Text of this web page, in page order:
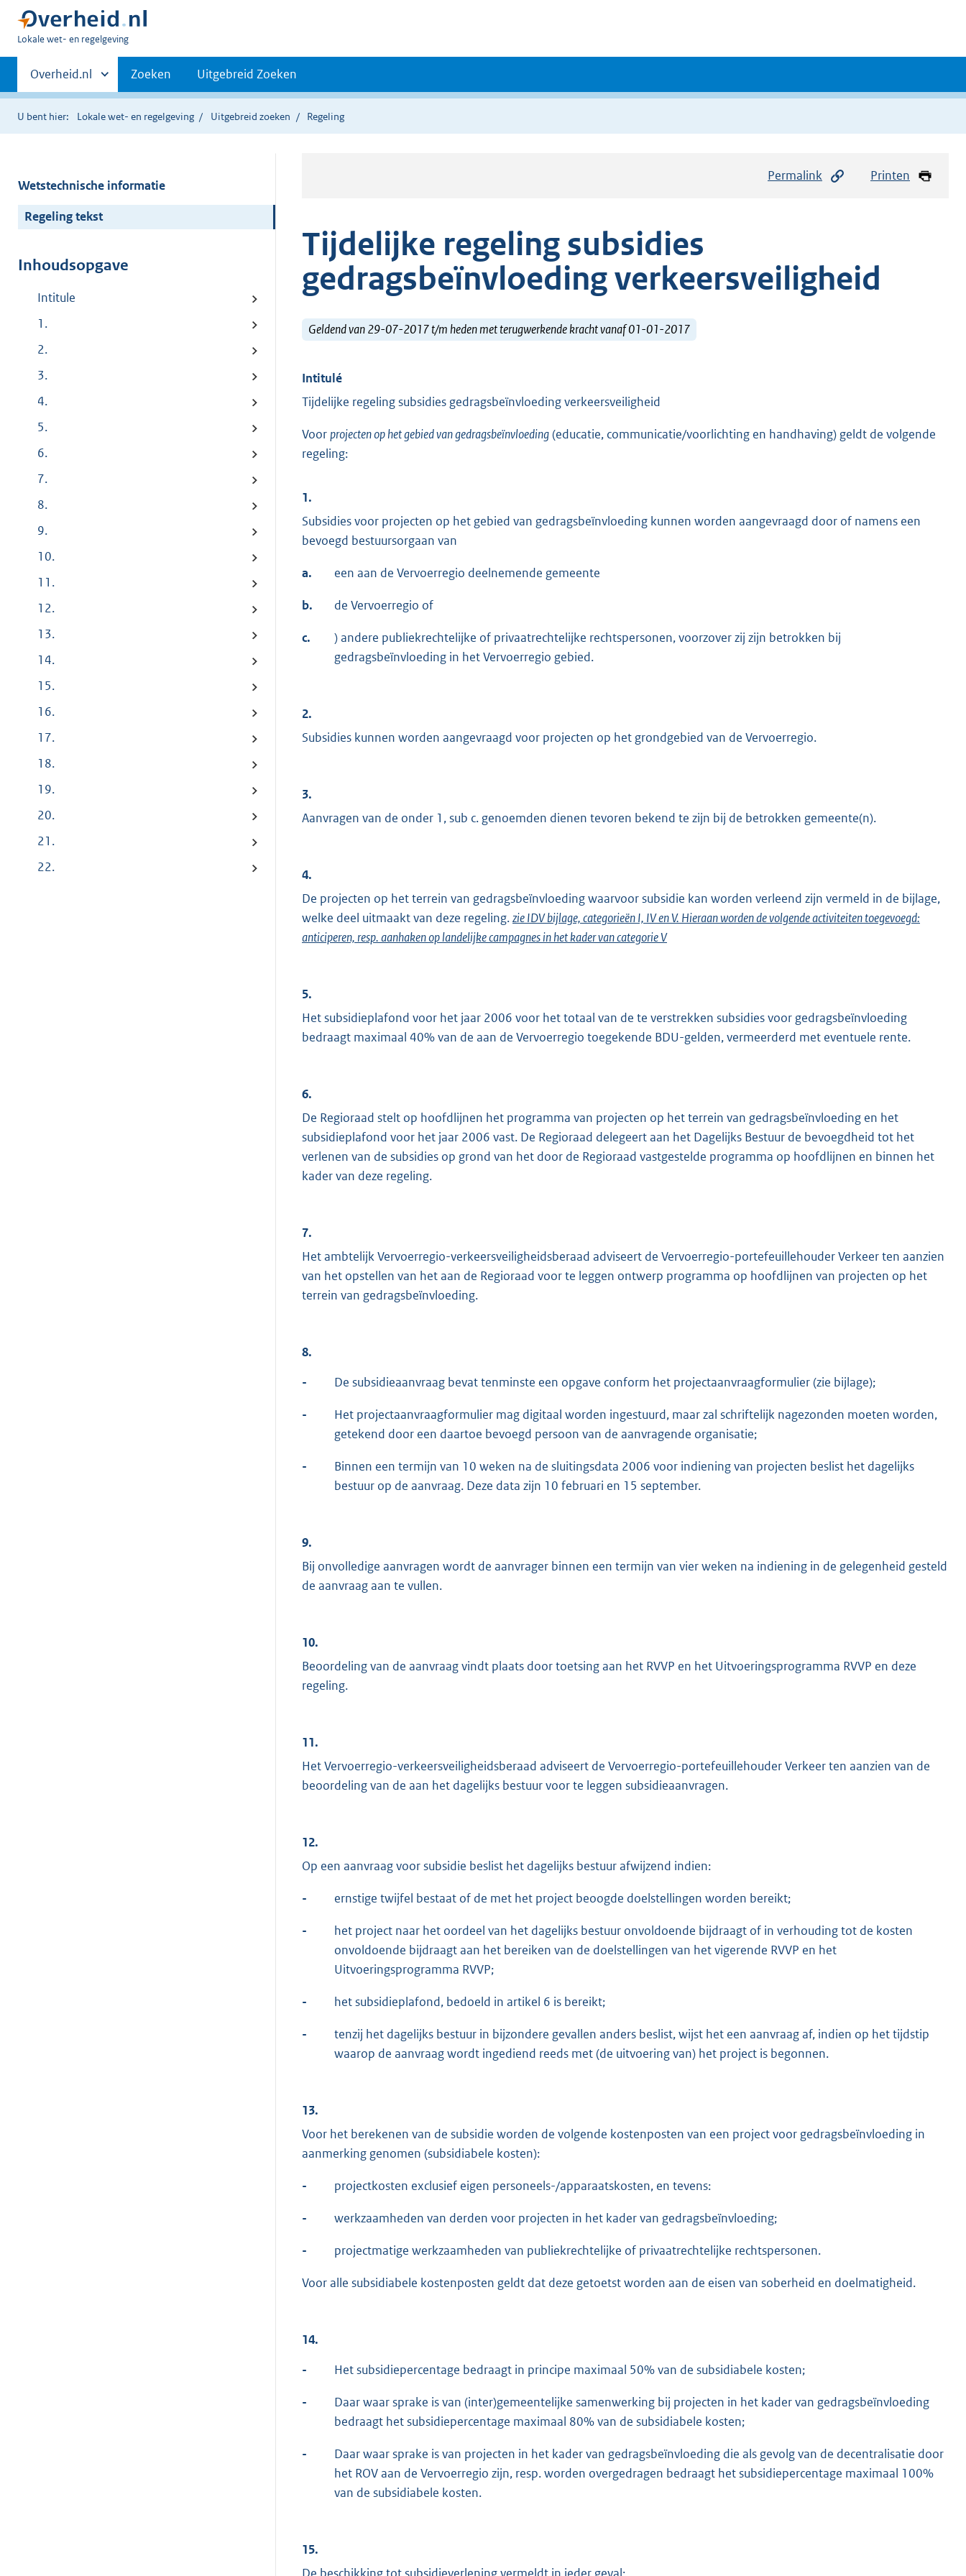
U
hier:
Lokale wet- en regelgeving
Primaire
navigatie
Andere
sites
binnen
Overheid.nl Zoeken Uitgebreid Zoeken
U bent hier: Lokale wet- en regelgeving Uitgebreid zoeken Regeling
Wetstechnische informatie
Regeling tekst
Inhoudsopgave
Intitule
1.
2.
3.
4.
5.
6.
7.
8.
9.
10.
11.
12.
13.
14.
15.
16.
17.
18.
19.
20.
21.
22.
Permalink Printen
Tijdelijke regeling subsidies
gedragsbeïnvloeding verkeersveiligheid
Geldend van 29-07-2017 t/m heden met terugwerkende kracht vanaf 01-01-2017
Intitulé
Tijdelijke regeling subsidies gedragsbeïnvloeding verkeersveiligheid
Voor projecten op het gebied van gedragsbeïnvloeding(educatie, communicatie/voorlichting en handhaving) geldt de volgende
regeling:
1.
Subsidies voor projecten op het gebied van gedragsbeïnvloeding kunnen worden aangevraagd door of namens een
bevoegd bestuursorgaan van
a. een aan de Vervoerregio deelnemende gemeente
b. de Vervoerregio of
c.
) andere publiekrechtelijke of privaatrechtelijke rechtspersonen, voorzover zij zijn betrokken bij
gedragsbeïnvloeding in het Vervoerregio gebied.
2.
Subsidies kunnen worden aangevraagd voor projecten op het grondgebied van de Vervoerregio.
3.
Aanvragen van de onder 1, sub c. genoemden dienen tevoren bekend te zijn bij de betrokken gemeente(n).
4.
De projecten op het terrein van gedragsbeïnvloeding waarvoor subsidie kan worden verleend zijn vermeld in de bijlage,
welke deel uitmaakt van deze regeling.zie IDV bijlage, categorieën I, IV en V. Hieraan worden de volgende activiteiten toegevoegd:
anticiperen, resp. aanhaken op landelijke campagnes in het kader van categorie V
5.
Het subsidieplafond voor het jaar 2006 voor het totaal van de te verstrekken subsidies voor gedragsbeïnvloeding
bedraagt maximaal 40% van de aan de Vervoerregio toegekende BDU-gelden, vermeerderd met eventuele rente.
6.
De Regioraad stelt op hoofdlijnen het programma van projecten op het terrein van gedragsbeïnvloeding en het
subsidieplafond voor het jaar 2006 vast. De Regioraad delegeert aan het Dagelijks Bestuur de bevoegdheid tot het
verlenen van de subsidies op grond van het door de Regioraad vastgestelde programma op hoofdlijnen en binnen het
kader van deze regeling.
7.
Het ambtelijk Vervoerregio-verkeersveiligheidsberaad adviseert de Vervoerregio-portefeuillehouder Verkeer ten aanzien
van het opstellen van het aan de Regioraad voor te leggen ontwerp programma op hoofdlijnen van projecten op het
terrein van gedragsbeïnvloeding.
8.
-
De subsidieaanvraag bevat tenminste een opgave conform het projectaanvraagformulier (zie bijlage);
-
Het projectaanvraagformulier mag digitaal worden ingestuurd, maar zal schriftelijk nagezonden moeten worden,
getekend door een daartoe bevoegd persoon van de aanvragende organisatie;
-
Binnen een termijn van 10 weken na de sluitingsdata 2006 voor indiening van projecten beslist het dagelijks
bestuur op de aanvraag. Deze data zijn 10 februari en 15 september.
9.
Bij onvolledige aanvragen wordt de aanvrager binnen een termijn van vier weken na indiening in de gelegenheid gesteld
de aanvraag aan te vullen.
10.
Beoordeling van de aanvraag vindt plaats door toetsing aan het RVVP en het Uitvoeringsprogramma RVVP en deze
regeling.
11.
Het Vervoerregio-verkeersveiligheidsberaad adviseert de Vervoerregio-portefeuillehouder Verkeer ten aanzien van de
beoordeling van de aan het dagelijks bestuur voor te leggen subsidieaanvragen.
12.
Op een aanvraag voor subsidie beslist het dagelijks bestuur afwijzend indien:
- ernstige twijfel bestaat of de met het project beoogde doelstellingen worden bereikt;
-
het project naar het oordeel van het dagelijks bestuur onvoldoende bijdraagt of in verhouding tot de kosten
onvoldoende bijdraagt aan het bereiken van de doelstellingen van het vigerende RVVP en het
Uitvoeringsprogramma RVVP;
- het subsidieplafond, bedoeld in artikel 6 is bereikt;
-
tenzij het dagelijks bestuur in bijzondere gevallen anders beslist, wijst het een aanvraag af, indien op het tijdstip
waarop de aanvraag wordt ingediend reeds met (de uitvoering van) het project is begonnen.
13.
Voor het berekenen van de subsidie worden de volgende kostenposten van een project voor gedragsbeïnvloeding in
aanmerking genomen (subsidiabele kosten):
- projectkosten exclusief eigen personeels-/apparaatskosten, en tevens:
- werkzaamheden van derden voor projecten in het kader van gedragsbeïnvloeding;
- projectmatige werkzaamheden van publiekrechtelijke of privaatrechtelijke rechtspersonen.
Voor alle subsidiabele kostenposten geldt dat deze getoetst worden aan de eisen van soberheid en doelmatigheid.
14.
-
Het subsidiepercentage bedraagt in principe maximaal 50% van de subsidiabele kosten;
-
Daar waar sprake is van (inter)gemeentelijke samenwerking bij projecten in het kader van gedragsbeïnvloeding
bedraagt het subsidiepercentage maximaal 80% van de subsidiabele kosten;
-
Daar waar sprake is van projecten in het kader van gedragsbeïnvloeding die als gevolg van de decentralisatie door
het ROV aan de Vervoerregio zijn, resp. worden overgedragen bedraagt het subsidiepercentage maximaal 100%
van de subsidiabele kosten.
15.